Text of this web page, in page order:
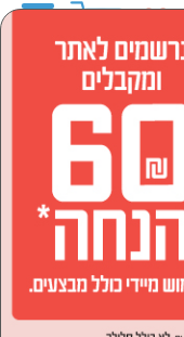
מיטות זוגיות